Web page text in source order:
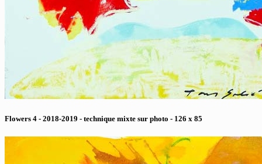
Flowers 4 - 2018-2019 - technique mixte sur photo - 126 x 85